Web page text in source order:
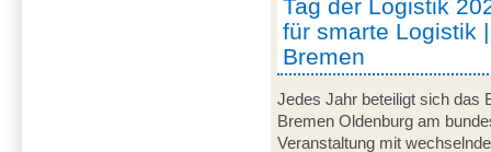
Tag der Logistik
für smarte Logistik
Bremen
Jedes Jahr beteiligt sich das
Bremen Oldenburg am
Veranstaltung mit